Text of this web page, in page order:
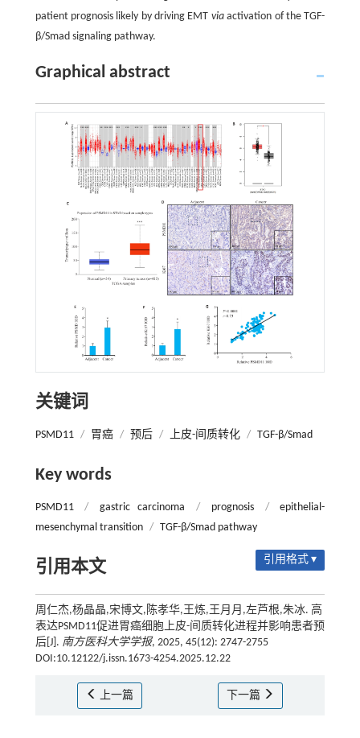
patient prognosis likely by driving EMT viaactivation of the TGF-
β/Smad signaling pathway.
Graphical abstract
关键词
PSMD11 / 胃癌 / 预后 / 上皮-间质转化 / TGF-β/Smad
Key words
PSMD11 / gastric carcinoma / prognosis /
epithelial-
mesenchymal transition / TGF-β/Smad pathway
引用本文 引用格式 ▾
周仁杰,杨晶晶,宋博文,陈孝华,王炼,王月月,左芦根,朱冰. 高
表达PSMD11促进胃癌细胞上皮-间质转化进程并影响患者预
后[J]. 南方医科大学学报, 2025, 45(12): 2747-2755
DOI:10.12122/j.issn.1673-4254.2025.12.22
上一篇 下一篇